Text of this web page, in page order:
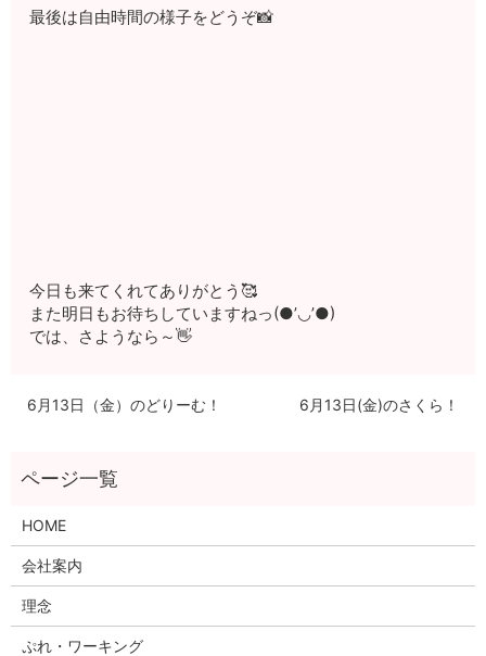
最後は自由時間の様子をどうぞ📸
今日も来てくれてありがとう🥰
また明日もお待ちしていますねっ(●’◡’●)
では、さようなら～👋
6月13日（金）のどりーむ！ 6月13日(金)のさくら！
HOME
会社案内
理念
ぷれ・ワーキング